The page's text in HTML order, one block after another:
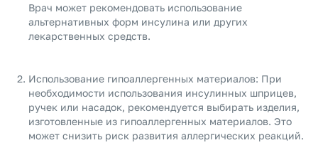
Врач может рекомендовать использование
альтернативных форм инсулина или других
лекарственных средств.
Использование гипоаллергенных материалов: При
необходимости использования инсулинных шприцев,
ручек или насадок, рекомендуется выбирать изделия,
изготовленные из гипоаллергенных материалов. Это
может снизить риск развития аллергических реакций.